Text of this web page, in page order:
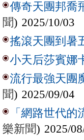
傳奇天團邦喬
聞) 2025/10/03
搖滾天團到暑
小天后莎賓娜
流行最強天團
聞) 2025/09/04
「網路世代
樂新聞) 2025/